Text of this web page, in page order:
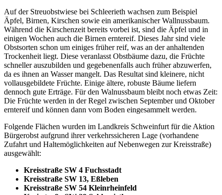
Auf der Streuobstwiese bei Schleerieth wachsen zum Beispiel
Äpfel, Birnen, Kirschen sowie ein amerikanischer Wallnussbaum.
Während die Kirschenzeit bereits vorbei ist, sind die Äpfel und in
einigen Wochen auch die Birnen erntereif. Dieses Jahr sind viele
Obstsorten schon um einiges früher reif, was an der anhaltenden
Trockenheit liegt. Diese veranlasst Obstbäume dazu, die Früchte
schneller auszubilden und gegebenenfalls auch früher abzuwerfen,
da es ihnen an Wasser mangelt. Das Resultat sind kleinere, nicht
vollausgebildete Früchte. Einige ältere, robuste Bäume liefern
dennoch gute Erträge. Für den Walnussbaum bleibt noch etwas Zeit:
Die Früchte werden in der Regel zwischen September und Oktober
erntereif und können dann vom Boden eingesammelt werden.
Folgende Flächen wurden im Landkreis Schweinfurt für die Aktion
Bürgerobst aufgrund ihrer verkehrssicheren Lage (vorhandene
Zufahrt und Haltemöglichkeiten auf Nebenwegen zur Kreisstraße)
ausgewählt:
Kreisstraße SW 4 Fuchsstadt
Kreisstraße SW 13, Eßleben
Kreisstraße SW 54 Kleinrheinfeld